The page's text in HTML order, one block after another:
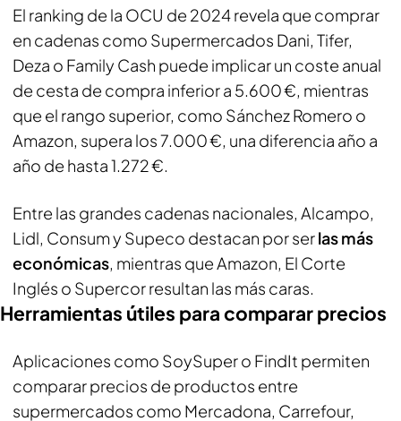
El ranking de la OCU de 2024 revela que comprar
en cadenas como Supermercados Dani, Tifer,
Deza o Family Cash puede implicar un coste anual
de cesta de compra inferior a 5.600 €, mientras
que el rango superior, como Sánchez Romero o
Amazon, supera los 7.000 €, una diferencia año a
año de hasta 1.272 €.
Entre las grandes cadenas nacionales, Alcampo,
Lidl, Consum y Supeco destacan por serlas más
económicas, mientras que Amazon, El Corte
Inglés o Supercor resultan las más caras.
Herramientas útiles para comparar precios
Aplicaciones como SoySuper o FindIt permiten
comparar precios de productos entre
supermercados como Mercadona, Carrefour,